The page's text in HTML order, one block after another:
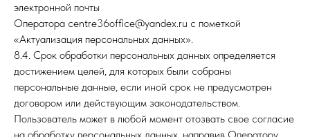
электронной почты
Оператора centre36office@yandex.ru с пометкой
«Актуализация персональных данных».
8.4. Срок обработки персональных данных определяется
достижением целей, для которых были собраны
персональные данные, если иной срок не предусмотрен
договором или действующим законодательством.
Пользователь может в любой момент отозвать свое согласие